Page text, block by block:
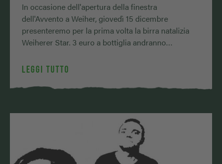
In occasione dell'apertura della finestra
dell'Avvento a Weiher, giovedì 15 dicembre
presenteremo per la prima volta la birra natalizia
Weiherer Star. 3 euro a bottiglia andranno
LEGGI TUTTO